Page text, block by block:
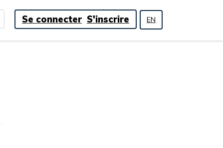
EN
Se connecter S'inscrire